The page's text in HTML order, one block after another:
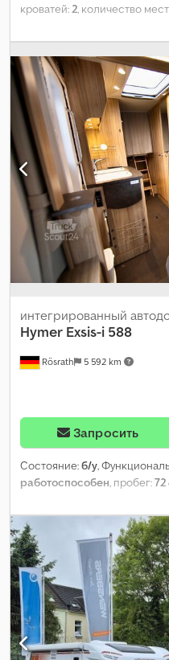
кроватей: 2 , количество
,
общая ширина:2 200 мм,
конфигурация осей:2 оси,
вес:3 500 кг , собственный
масса: 2 909 кг ,
выпуска:2026 , колесная
бортовая кухня,
Rösrath 5 592 km
интегрированный
Hymer Exsis-i 588
Запросить
Состояние:б/у,
работоспособен, пробег:72
электрический, тип
первая регистрация:11/2018
03/2028
, производитель
Multijet 150 , общая длина:6
общая высота:2 770 мм,
выбросов:Евро 6, ёмкость
2018 , Оборудование:ABS,
компьютер, ванная
гидроусилитель руля, душ,